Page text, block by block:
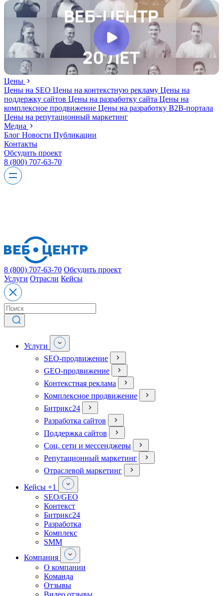
Цены
Цены на SEO Цены на контекстную рекламу Цены на
поддержку сайтов Цены на разработку сайта Цены на
комплексное продвижение Цены на разработку В2В-портала
Цены на репутационный маркетинг
Медиа
Блог Новости Публикации
Контакты
Обсудить проект
8 (800) 707-63-70
8 (800) 707-63-70 Обсудить проект
Услуги Отрасли Кейсы
Услуги
SEO-продвижение
GEO-продвижение
Контекстная реклама
Комплексное продвижение
Битрикс24
Разработка сайтов
Поддержка сайтов
Соц. сети и мессенджеры
Репутационный маркетинг
Отраслевой маркетинг
Кейсы +1
SEO/GEO
Контекст
Битрикс24
Разработка
Комплекс
SMM
Компания
О компании
Команда
Отзывы
Видео отзывы